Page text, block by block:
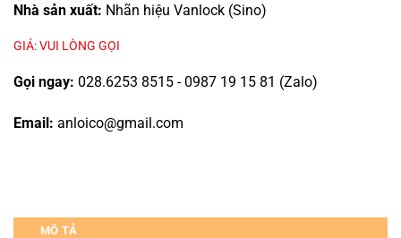
Nhà sản xuất: Nhãn hiệu Vanlock (Sino)
GIÁ: VUI LÒNG GỌI
Gọi ngay: 028.6253 8515 - 0987 19 15 81 (Zalo)
Email: anloico@gmail.com
MÔ TẢ